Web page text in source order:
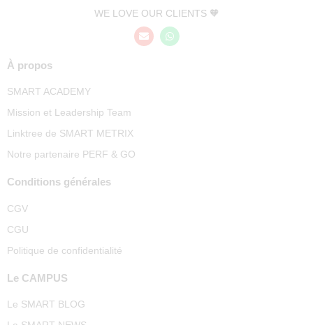
WE LOVE OUR CLIENTS 🧡
À propos
SMART ACADEMY
Mission et Leadership Team
Linktree de SMART METRIX
Notre partenaire PERF & GO
Conditions générales
CGV
CGU
Politique de confidentialité
Le CAMPUS
Le SMART BLOG